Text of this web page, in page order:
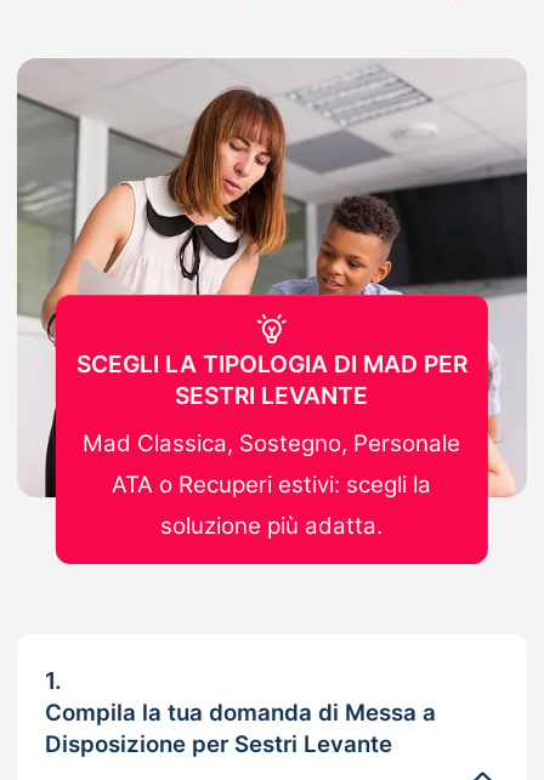
1.
Compila la tua domanda di Messa a
Disposizione per Sestri Levante
SCEGLI LA TIPOLOGIA DI MAD PER
SESTRI LEVANTE
Mad Classica, Sostegno, Personale
ATA o Recuperi estivi: scegli la
soluzione più adatta.